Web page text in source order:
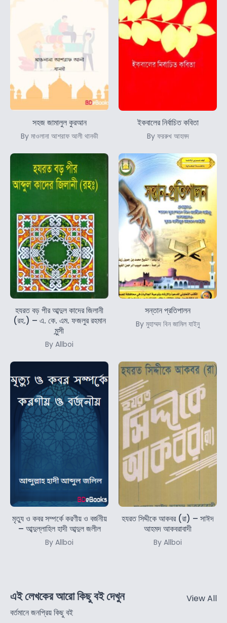
সহজ জামালুল কুরআন
By মাওলানা আশরাফ আলী থানভী
ইকবালের নির্বাচিত কবিতা
By ফররুখ আহমদ
হযরত বড় পীর আব্দুল কাদের জিলানী
(রহ.) – এ. কে. এম. ফজলুর রহমান
মুন্সী
By Allboi
সন্তান প্রতিপালন
By মুহাম্মদ বিন জামিল যাইনু
মৃত্যু ও কবর সম্পর্কে করণীয় ও বর্জনীয়
– আব্দুল্লাহিল হাদী আব্দুল জলীল
By Allboi
হযরত সিদ্দীকে আকবর (রা) – সাঈদ
আহমদ আকবরাবাদী
By Allboi
এই লেখকের আরো কিছু বই দেখুন
বর্তমানে জনপ্রিয় কিছু বই
View All